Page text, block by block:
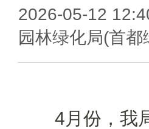
2026-05-12
园林绿化局(首
4月份，我